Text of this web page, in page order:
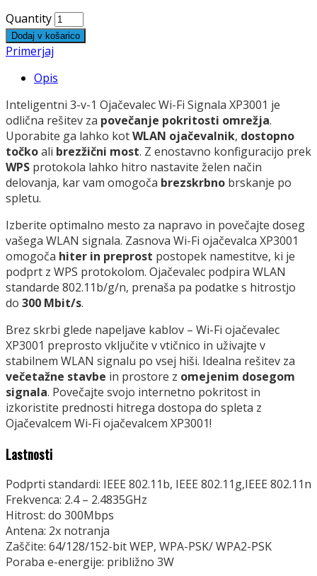
Quantity
Dodaj v košarico
Primerjaj
Opis
Inteligentni 3-v-1 Ojačevalec Wi-Fi Signala XP3001 je
odlična rešitev za povečanje pokritosti omrežja.
Uporabite ga lahko kotWLAN ojačevalnik, dostopno
točkoali brezžični most. Z enostavno konfiguracijo prek
WPS protokola lahko hitro nastavite želen način
delovanja, kar vam omogoča brezskrbno brskanje po
spletu.
Izberite optimalno mesto za napravo in povečajte doseg
vašega WLAN signala. Zasnova Wi-Fi ojačevalca XP3001
omogoča hiter in preprost postopek namestitve, ki je
podprt z WPS protokolom. Ojačevalec podpira WLAN
standarde 802.11b/g/n, prenaša pa podatke s hitrostjo
do 300 Mbit/s.
Brez skrbi glede napeljave kablov – Wi-Fi ojačevalec
XP3001 preprosto vključite v vtičnico in uživajte v
stabilnem WLAN signalu po vsej hiši. Idealna rešitev za
večetažne stavbe in prostore z omejenim dosegom
signala. Povečajte svojo internetno pokritost in
izkoristite prednosti hitrega dostopa do spleta z
Ojačevalcem Wi-Fi ojačevalcem XP3001!
Lastnosti
Podprti standardi: IEEE 802.11b, IEEE 802.11g,IEEE 802.11n
Frekvenca: 2.4 – 2.4835GHz
Hitrost: do 300Mbps
Antena: 2x notranja
Zaščite: 64/128/152-bit WEP, WPA-PSK/ WPA2-PSK
Poraba e-energije: približno 3W